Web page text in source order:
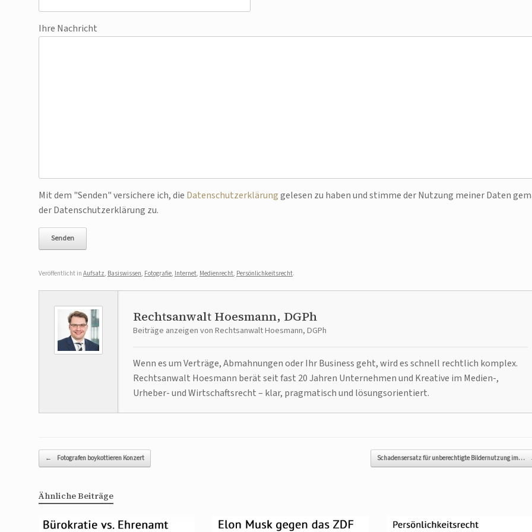
Ihre Nachricht
Bitte lasse dieses Feld leer.
Mit dem "Senden" versichere ich, die Datenschutzerklärunggelesen zu haben und stimme der Nutzung meiner Daten
der Datenschutzerklärung zu.
Veröffentlicht in Aufsatz, Basiswissen, Fotografie, Internet, Medienrecht, Persönlichkeitsrecht.
Rechtsanwalt Hoesmann, DGPh
Beiträge anzeigen von Rechtsanwalt Hoesmann, DGPh
Wenn es um Verträge, Abmahnungen oder Ihr Business geht, wird es schnell rechtlich komplex.
Rechtsanwalt Hoesmann berät seit fast 20 Jahren Unternehmen und Kreative im Medien-,
Urheber- und Wirtschaftsrecht – klar, pragmatisch und lösungsorientiert.
Beitragsnavigation
← Fotografen boykottieren Konzert Schadensersatz für unberechtigte Bildernutzung im…
Ähnliche Beiträge